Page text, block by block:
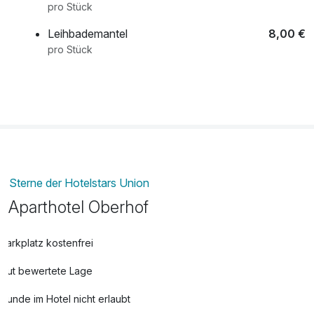
pro Stück
Leihbademantel 8,00 €
pro Stück
Sterne der Hotelstars Union
Aparthotel Oberhof
Parkplatz kostenfrei
Gut bewertete Lage
Hunde im Hotel nicht erlaubt